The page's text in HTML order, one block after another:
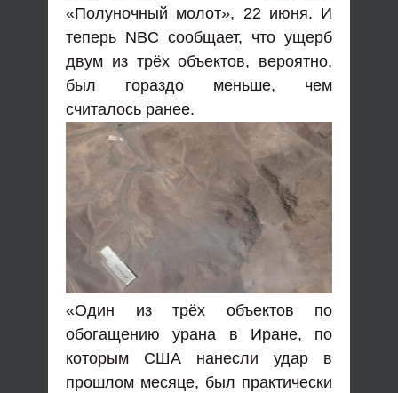
«Полуночный молот», 22 июня. И
теперь NBC сообщает, что ущерб
двум из трёх объектов, вероятно,
был гораздо меньше, чем
считалось ранее.
«Один из трёх объектов по
обогащению урана в Иране, по
которым США нанесли удар в
прошлом месяце, был практически